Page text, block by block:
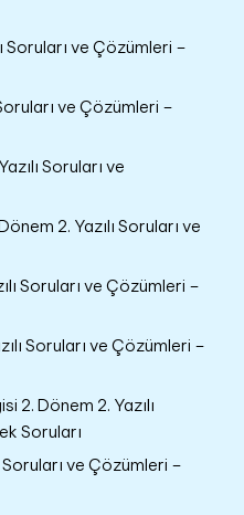
Soruları ve Çözümleri –
Soruları ve Çözümleri –
Soruları ve
2. Yazılı Soruları ve
Soruları ve Çözümleri –
Soruları ve Çözümleri –
2. Dönem 2. Yazılı
Soruları
Soruları ve Çözümleri –